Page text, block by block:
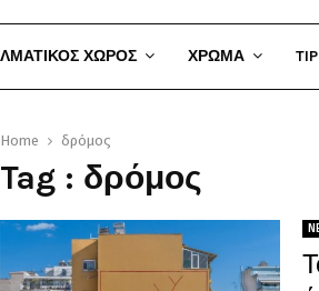
ΧΩΡΟΣ ΧΡΩΜΑ
Home δρόμος
Tag : δρόμος